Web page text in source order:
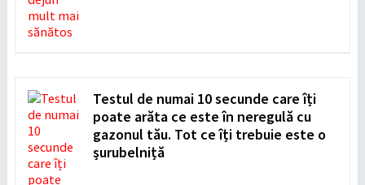
Testul de numai 10 secunde care îți
poate arăta ce este în neregulă cu
gazonul tău. Tot ce îți trebuie este o
șurubelniță